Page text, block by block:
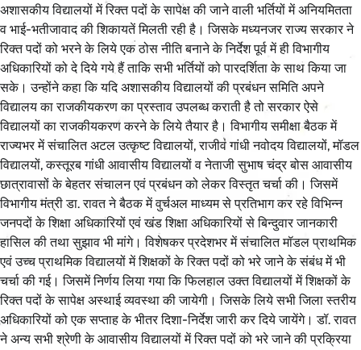
अशासकीय विद्यालयों में रिक्त पदों के सापेक्ष की जाने वाली भर्तियों में अनियमितता
व भाई-भतीजावाद की शिकायतें मिलती रही है। जिसके मध्यनजर राज्य सरकार ने
रिक्त पदों को भरने के लिये एक ठोस नीति बनाने के निर्देश पूर्व में ही विभागीय
अधिकारियों को दे दिये गये हैं ताकि सभी भर्तियों को पारदर्शिता के साथ किया जा
सके। उन्होंने कहा कि यदि अशासकीय विद्यालयों की प्रबंधन समिति अपने
विद्यालय का राजकीयकरण का प्रस्ताव उपलब्ध कराती है तो सरकार ऐसे
विद्यालयों का राजकीयकरण करने के लिये तैयार है। विभागीय समीक्षा बैठक में
राज्यभर में संचालित अटल उत्कृष्ट विद्यालयों, राजीव गांधी नवोदय विद्यालयों, मॉडल
विद्यालयों, कस्तूरब गांधी आवासीय विद्यालयों व नेताजी सुभाष चंद्र बोस आवासीय
छात्रावासों के बेहतर संचालन एवं प्रबंधन को लेकर विस्तृत चर्चा की। जिसमें
विभागीय मंत्री डा. रावत ने बैठक में वुर्चअल माध्यम से प्रतिभाग कर रहे विभिन्न
जनपदों के शिक्षा अधिकारियों एवं खंड शिक्षा अधिकारियों से बिन्दुवार जानकारी
हासिल की तथा सुझाव भी मांगे। विशेषकर प्रदेशभर में संचालित मॉडल प्राथमिक
एवं उच्च प्राथमिक विद्यालयों में शिक्षकों के रिक्त पदों को भरे जाने के संबंध में भी
चर्चा की गई। जिसमें निर्णय लिया गया कि फिलहाल उक्त विद्यालयों में शिक्षकों के
रिक्त पदों के सापेक्ष अस्थाई व्यवस्था की जायेगी। जिसके लिये सभी जिला स्तरीय
अधिकारियों को एक सप्ताह के भीतर दिशा-निर्देश जारी कर दिये जायेंगे। डॉ. रावत
ने अन्य सभी श्रेणी के आवासीय विद्यालयों में रिक्त पदों को भरे जाने की प्रक्रिया